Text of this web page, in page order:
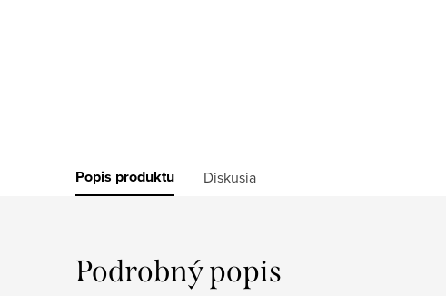
Popis produktu Diskusia
Podrobný popis